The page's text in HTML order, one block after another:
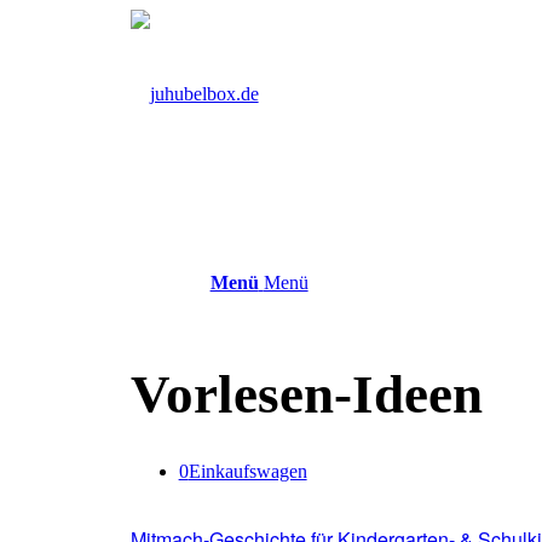
Menü Menü
0Einkaufswagen
Vorlesen-Ideen